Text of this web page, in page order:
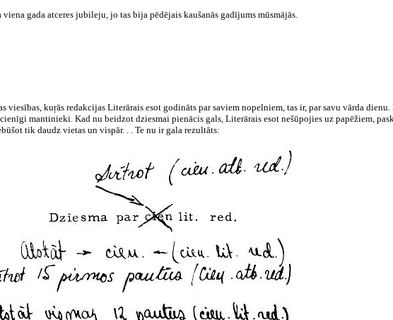
gada atceres jubileju, jo tas bija pēdējais kaušanās gadījums mūsmājās.
viesības, kuŗās redakcijas Literārais esot godināts par saviem nopelniem, tas ir, par savu vārda dienu.
mantinieki. Kad nu beidzot dziesmai pienācis gals, Literārais esot nešūpojies uz papēžiem,
tik daudz vietas un vispār. . . Te nu ir gala rezultāts: